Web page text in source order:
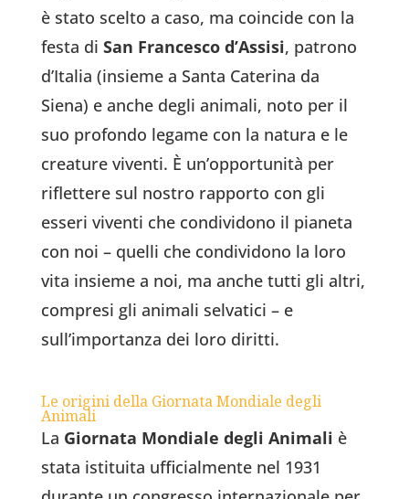
è stato scelto a caso, ma coincide con la
festa di San Francesco d’Assisi, patrono
d’Italia (insieme a Santa Caterina da
Siena) e anche degli animali, noto per il
suo profondo legame con la natura e le
creature viventi. È un’opportunità per
riflettere sul nostro rapporto con gli
esseri viventi che condividono il pianeta
con noi – quelli che condividono la loro
vita insieme a noi, ma anche tutti gli altri,
compresi gli animali selvatici – e
sull’importanza dei loro diritti.
Le origini della Giornata Mondiale degli
Animali
La Giornata Mondiale degli Animali è
stata istituita ufficialmente nel 1931